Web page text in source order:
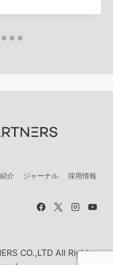
介 ジャーナル 採用情報
CO.,LTD All Rights